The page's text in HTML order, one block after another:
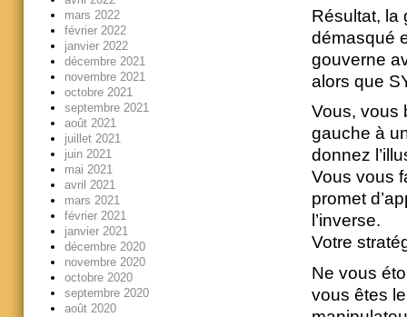
Résultat, la
démasqué
gouverne
alors que
Vous, vous
gauche à
donnez
Vous vous
promet
l’inverse.
Votre
Ne vous
vous êtes
mars 2022
février 2022
janvier 2022
décembre 2021
novembre 2021
octobre 2021
septembre 2021
août 2021
juillet 2021
juin 2021
mai 2021
avril 2021
mars 2021
février 2021
janvier 2021
décembre 2020
novembre 2020
octobre 2020
septembre 2020
août 2020